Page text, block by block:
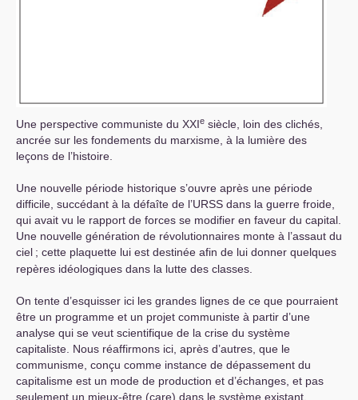
Une perspective communiste du XXIe siècle, loin des clichés,
ancrée sur les fondements du marxisme, à la lumière des
leçons de l’histoire.
Une nouvelle période historique s’ouvre après une période
difficile, succédant à la défaîte de l’URSS dans la guerre froide,
qui avait vu le rapport de forces se modifier en faveur du capital.
Une nouvelle génération de révolutionnaires monte à l’assaut du
ciel ; cette plaquette lui est destinée afin de lui donner quelques
repères idéologiques dans la lutte des classes.
On tente d’esquisser ici les grandes lignes de ce que pourraient
être un programme et un projet communiste à partir d’une
analyse qui se veut scientifique de la crise du système
capitaliste. Nous réaffirmons ici, après d’autres, que le
communisme, conçu comme instance de dépassement du
capitalisme est un mode de production et d’échanges, et pas
seulement un mieux-être (care) dans le système existant.